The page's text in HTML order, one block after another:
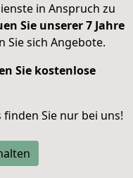
in Anspruch zu
Sie unserer 7 Jahre
Sie sich Angebote.
Sie kostenlose
finden Sie nur bei uns!